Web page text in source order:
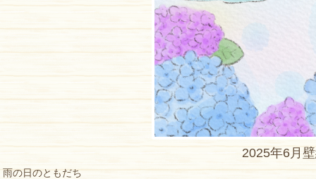
2025年6月
雨の日のともだち